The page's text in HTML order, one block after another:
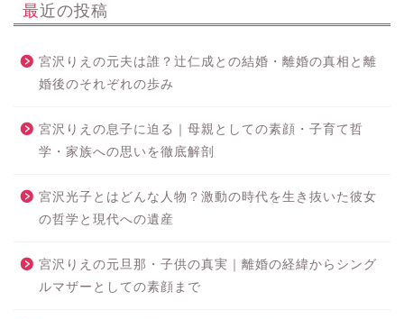
最近の投稿
宮沢りえの元夫は誰？辻仁成との結婚・離婚の真相と離
婚後のそれぞれの歩み
宮沢りえの息子に迫る｜母親としての素顔・子育て哲
学・家族への思いを徹底解剖
宮沢光子とはどんな人物？激動の時代を生き抜いた彼女
の哲学と現代への遺産
宮沢りえの元旦那・子供の真実｜離婚の経緯からシング
ルマザーとしての素顔まで